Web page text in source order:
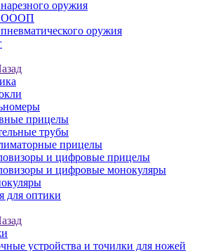
оружия
ОООП
оружия
прицелы
трубы
прицелы
и цифровые прицелы
и цифровые монокуляры
для оптики
устройства и точилки для ножей